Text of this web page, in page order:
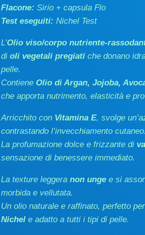
Flacone: Sirio + capsula Flo
Test eseguiti: Nichel Test
L’Olio viso/corpo nutriente-
di oli vegetali pregiatiche donano
pelle.
Contiene Olio di Argan, Jojoba,
che apporta nutrimento, elasticità e
Arricchito con Vitamina E, svolge
contrastando l’invecchiamento cutaneo.
La profumazione dolce e frizzante di
sensazione di benessere immediato.
La texture leggera non ungee si
morbida e vellutata.
Un olio naturale e raffinato, perfetto per
Nichele adatto a tutti i tipi di pelle.